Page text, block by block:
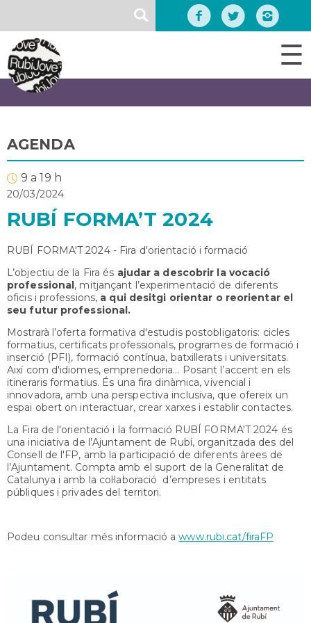
contingut
☰
AGENDA
9 a 19 h
20/03/2024
RUBÍ FORMA’T 2024
RUBÍ FORMA'T 2024 - Fira d'orientació i formació
L’objectiu de la Fira és ajudar a descobrir la vocació
professional, mitjançant l’experimentació de diferents
oficis i professions, a qui desitgi orientar o reorientar el
seu futur professional.
Mostrarà l’oferta formativa d'estudis postobligatoris: cicles
formatius, certificats professionals, programes de formació i
inserció (PFI), formació contínua, batxillerats i universitats.
Així com d'idiomes, emprenedoria... Posant l’accent en els
itineraris formatius. És una fira dinàmica, vivencial i
innovadora, amb una perspectiva inclusiva, que ofereix un
espai obert on interactuar, crear xarxes i establir contactes.
La Fira de l'orientació i la formació RUBÍ FORMA'T 2024 és
una iniciativa de l’Ajuntament de Rubí, organitzada des del
Consell de l'FP, amb la participació de diferents àrees de
l’Ajuntament. Compta amb el suport de la Generalitat de
Catalunya i amb la col·laboració d’empreses i entitats
públiques i privades del territori.
Podeu consultar més informació awww.rubi.cat/firaFP